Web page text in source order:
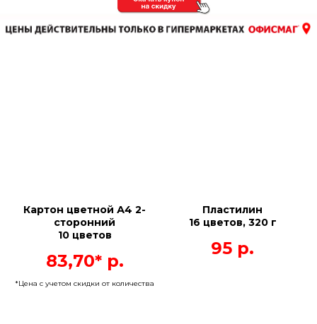
Картон цветной А4 2-
сторонний
10 цветов
83,70* р.
*Цена с учетом скидки от количества
Пластилин
16 цветов, 320 г
95 р.